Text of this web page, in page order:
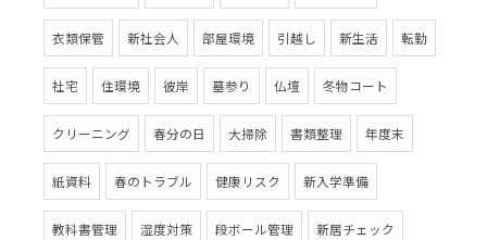
衣類保管 新社会人 部屋環境 引越し 新生活 転勤
社宅 住環境 彼岸 墓参り 仏壇 冬物コート
クリーニング 春分の日 大掃除 書類整理 年度末
紙資料 春のトラブル 健康リスク 新入学準備
教科書管理 湿度対策 段ボール管理 新居チェック